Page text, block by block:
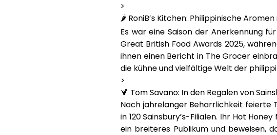
>
🌶️ RoniB’s Kitchen: Philippinische
Es war eine Saison der Anerkennung für
Great British Food Awards 2025,
ihnen einen Bericht in The Grocer
die kühne und vielfältige Welt der
>
🍹 Tom Savano: In den Regalen von
Nach jahrelanger Beharrlichkeit feierte
in 120 Sainsbury’s-Filialen. Ihr Hot Honey
ein breiteres Publikum und beweisen,